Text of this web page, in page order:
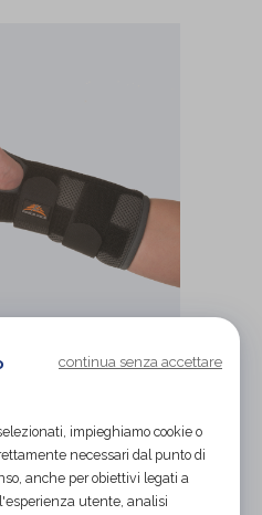
indicativae potrebbe non
continua senza accettare
impieghiamo cookie o
necessari dal punto di
anche per obiettivi legati a
utente, analisi